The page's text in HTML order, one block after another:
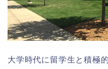
大学時代に留学生と積極